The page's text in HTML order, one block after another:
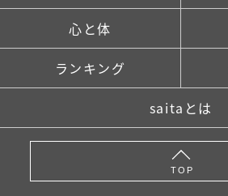
心と体
ランキング
saitaとは
TOP